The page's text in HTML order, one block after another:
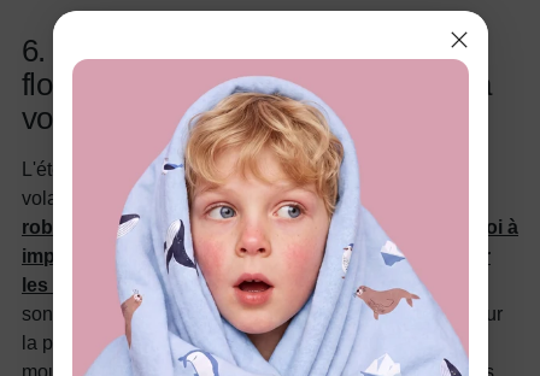
6. Robes de vacances smockées
florales multicolores avec bretelles à
volants
L'été appelle des florales vibrantes et des détails à
volants, et cet ensemble répond magnifiquement. Les
robes de vacances en coton assorties maman et moi à
imprimé floral smocké avec bretelles à volants pour
les sorties familiales d'été et photos en multicolore
sont confectionnées en coton respirant qui est doux pour
la peau délicate. Le smock et les volants créent du
mouvement et du charme, les rendant parfaites pour les